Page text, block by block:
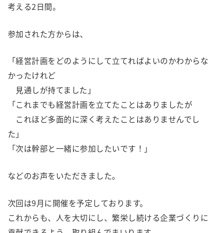
考える2日間。
参加された方からは、
「経営計画をどのようにして立てればよいのかわからな
かったけれど
見通しが持てました」
「これまでも経営計画を立てたことはありましたが
これほど多面的に深く考えたことはありませんでし
た」
「次は幹部と一緒に参加したいです！」
などのお声をいただきました。
次回は9月に開催を予定しております。
これからも、人を大切にし、繁栄し続ける企業づくりに